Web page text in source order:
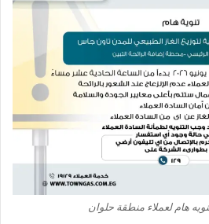
هام لعملاء منطقة حلوان